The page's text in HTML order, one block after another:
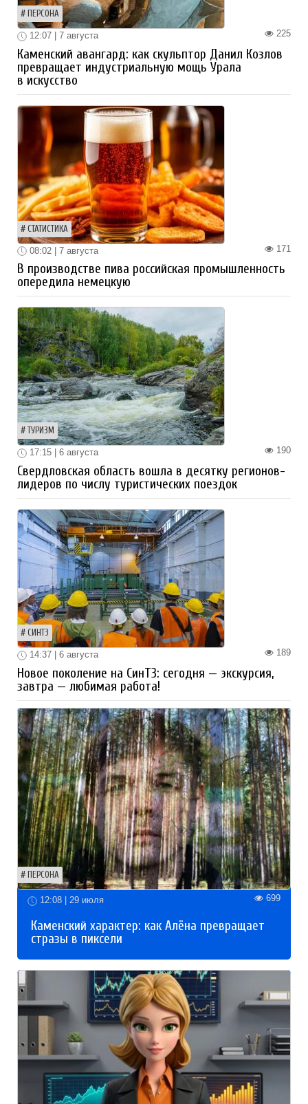
ПЕРСОНА
225
12:07 | 7 августа
Каменский авангард: как скульптор Данил Козлов
превращает индустриальную мощь Урала
в искусство
СТАТИСТИКА
171
08:02 | 7 августа
В производстве пива российская промышленность
опередила немецкую
ТУРИЗМ
190
17:15 | 6 августа
Свердловская область вошла в десятку регионов-
лидеров по числу туристических поездок
СИНТЗ
189
14:37 | 6 августа
Новое поколение на СинТЗ: сегодня — экскурсия,
завтра — любимая работа!
ПЕРСОНА
12:08 | 29 июля 699
Каменский характер: как Алёна превращает
стразы в пиксели